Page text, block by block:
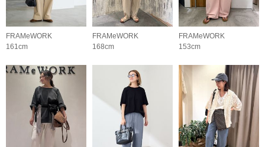
FRAMeWORK
161cm
FRAMeWORK
168cm
FRAMeWORK
153cm